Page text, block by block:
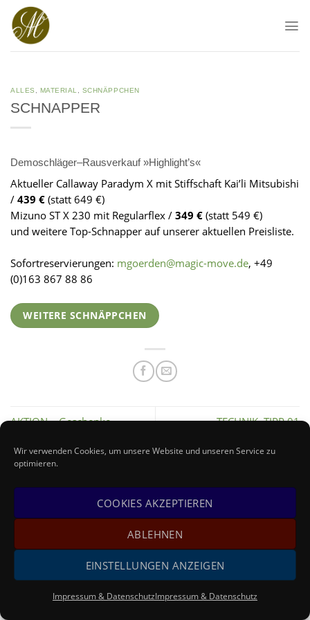
Wir verwenden Cookies, um unsere Website und unseren Service zu
optimieren.
COOKIES AKZEPTIEREN
ABLEHNEN
EINSTELLUNGEN ANZEIGEN
Impressum & DatenschutzImpressum & Datenschutz
Skip
content
ALLES , MATERIAL, SCHNÄPPCHEN
SCHNAPPER
Demoschläger–Rausverkauf »Highlight’s«
Aktueller Callaway Paradym X mit Stiffschaft Kai’li Mitsubishi
/ 439 € (statt 649 €)
Mizuno ST X 230 mit Regularflex / 349 € (statt 549 €)
und weitere Top-Schnapper auf unserer aktuellen Preisliste.
Sofortreservierungen: mgoerden@magic-move.de, +49
(0)163 867 88 86
WEITERE SCHNÄPPCHEN
AKTION – Geschenke TECHNIK–TIPP 01